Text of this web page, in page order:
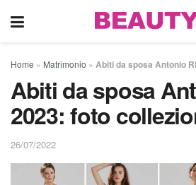
Home » Matrimonio » Abiti da sposa Antonio
Abiti da sposa
2023: foto
26/07/2022